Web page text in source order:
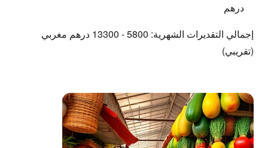
درهم
إجمالي التقديرات الشهرية:
5800 - 13300 درهم مغربي
(تقريبي)